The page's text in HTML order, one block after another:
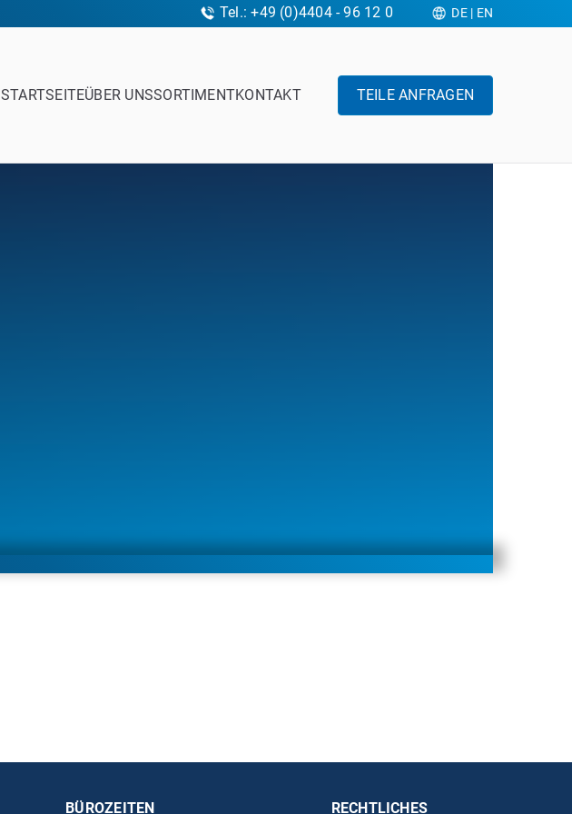
Tel.: +49 (0)4404 - 96 12 0 DE| EN
STARTSEITEÜBER UNSSORTIMENTKONTAKT TEILE ANFRAGEN
BÜROZEITEN RECHTLICHES